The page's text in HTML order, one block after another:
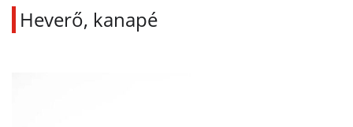
Heverő, kanapé